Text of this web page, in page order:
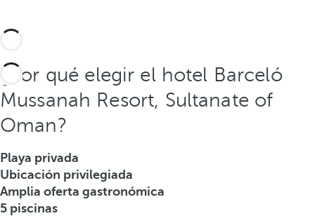
¿Por qué elegir el hotel Barceló
Mussanah Resort, Sultanate of
Oman?
Playa privada
Ubicación privilegiada
Amplia oferta gastronómica
5 piscinas